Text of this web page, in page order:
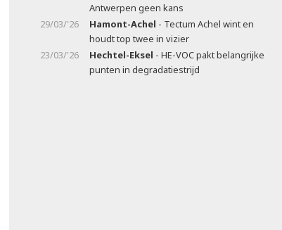
Antwerpen geen kans
29/03/'26
Hamont-Achel - Tectum Achel wint en
houdt top twee in vizier
23/03/'26
Hechtel-Eksel - HE-VOC pakt belangrijke
punten in degradatiestrijd